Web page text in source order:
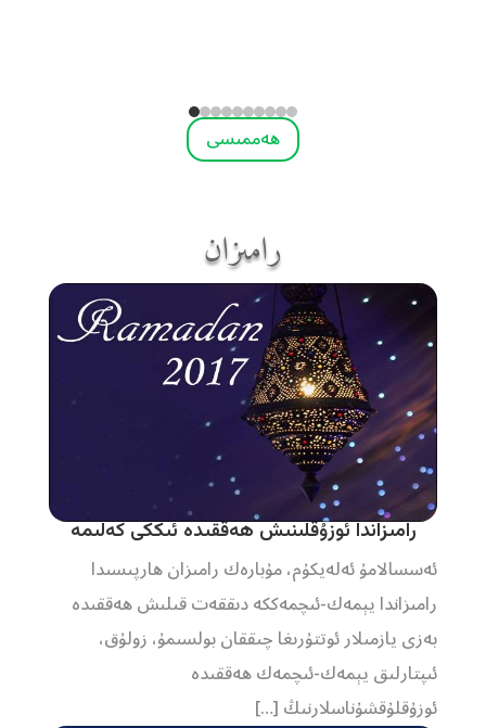
ھەممىسى
رامىزان
رامىزاندا ئوزۇقلىنىش ھەققىدە ئىككى كەلىمە
ئەسسالامۇ ئەلەيكۇم، مۇبارەك رامىزان ھارپىسىدا
رامىزاندا يېمەك-ئىچمەككە دىققەت قىلىش ھەققىدە
بەزى يازمىلار ئوتتۇرىغا چىققان بولسىمۇ، زولۇق،
ئىپتارلىق يېمەك-ئىچمەك ھەققىدە
ئوزۇقلۇقشۇناسلارنىڭ […]